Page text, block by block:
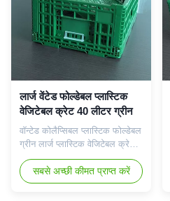
लार्ज वेंटेड फोल्डेबल प्लास्टिक
वेजिटेबल क्रेट 40 लीटर ग्रीन
वॉन्टेड कोलैप्सिबल प्लास्टिक फोल्डेबल
ग्रीन लार्ज प्लास्टिक वेजिटेबल क्रेट
उत्पाद वर्णन: यह तह टोकरी व्यापक रूप
से बंद-लूप वितरण प्रणालियों जैसे कि
चेन सुपरमार्केट, सुविधा स्टोर और बड़े
सबसे अच्छी कीमत प्राप्त करें